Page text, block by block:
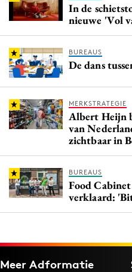
In de
nieuwe 'Vol
BUREAUS
De dans
MERKSTRATEGIE
Albert Heijn
van
zichtbaar in
BUREAUS
Food
verklaard:
Meer Adformatie